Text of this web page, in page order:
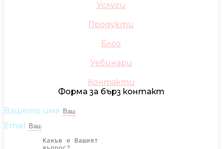
Услуги
Продукти
Блог
Уебинари
Контакти
Форма за бърз контакт
Вашето име
Email